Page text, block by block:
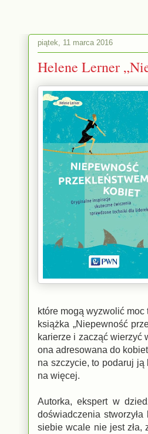
piątek, 11 marca 2016
Helene Lerner
które mogą wyzwolić
książka „Niepewność
karierze i zacząć wierzyć
ona adresowana do
na szczycie, to podaruj ją
na więcej.
Autorka, ekspert w
doświadczenia
siebie wcale nie jest zła,